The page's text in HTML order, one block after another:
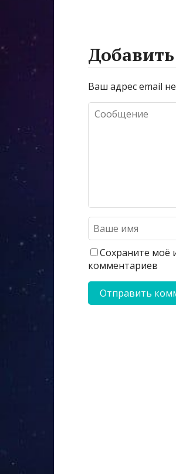
Ваш адрес email
Сохраните моё
комментариев